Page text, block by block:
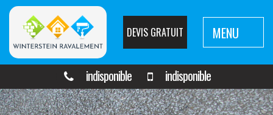
DEVIS GRATUIT MENU
indisponible indisponible